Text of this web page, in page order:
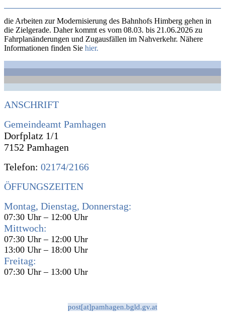
die Arbeiten zur Modernisierung des Bahnhofs Himberg gehen in
die Zielgerade. Daher kommt es vom 08.03. bis 21.06.2026 zu
Fahrplanänderungen und Zugausfällen im Nahverkehr. Nähere
Informationen finden Sie hier.
ANSCHRIFT
Gemeindeamt Pamhagen
Dorfplatz 1/1
7152 Pamhagen
Telefon: 02174/2166
ÖFFUNGSZEITEN
Montag, Dienstag, Donnerstag:
07:30 Uhr – 12:00 Uhr
Mittwoch:
07:30 Uhr – 12:00 Uhr
13:00 Uhr – 18:00 Uhr
Freitag:
07:30 Uhr – 13:00 Uhr
post[at]pamhagen.bgld.gv.at